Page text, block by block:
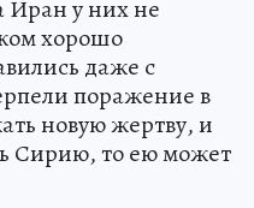
Иран у них не
хорошо
даже с
поражение в
новую жертву, и
Сирию, то ею может